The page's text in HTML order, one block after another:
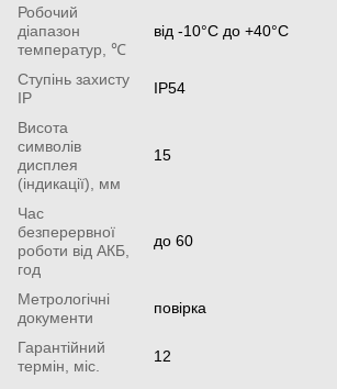
Робочий
діапазон
температур, ℃
від -10°С до +40°С
Ступінь захисту
IP
IP54
Висота
символів
дисплея
(індикації), мм
15
Час
безперервної
роботи від АКБ,
год
до 60
Метрологічні
документи
повірка
Гарантійний
термін, міс.
12